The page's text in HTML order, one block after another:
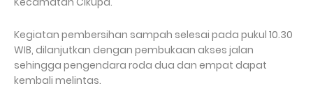
Kegiatan pembersihan sampah selesai pada pukul 10.30
WIB, dilanjutkan dengan pembukaan akses jalan
sehingga pengendara roda dua dan empat dapat
kembali melintas.